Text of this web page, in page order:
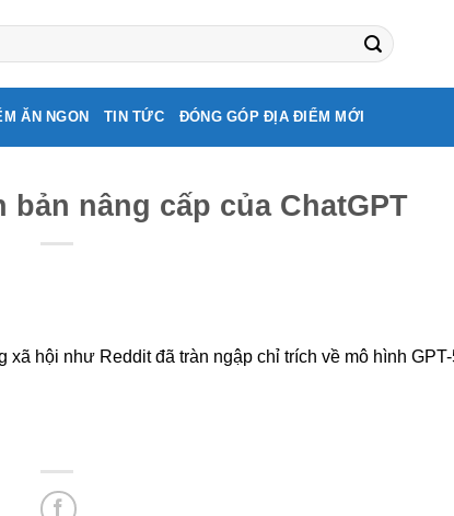
ĂN NGON TIN TỨC ĐÓNG GÓP ĐỊA ĐIỂM MỚI
nâng cấp của ChatGPT
hội như Reddit đã tràn ngập chỉ trích về mô hình